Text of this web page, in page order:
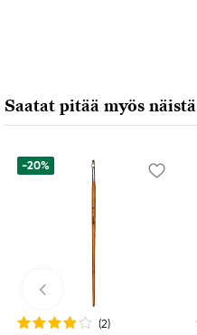
www.panduro.com
+46 (04) 22 30 70
Saatat pitää myös näistä
-20%
(2)